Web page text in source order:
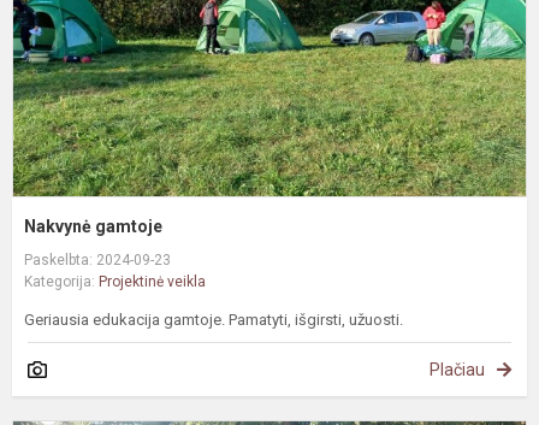
Nakvynė gamtoje
Paskelbta: 2024-09-23
Kategorija: Projektinė veikla
Geriausia edukacija gamtoje. Pamatyti, išgirsti, užuosti.
Plačiau